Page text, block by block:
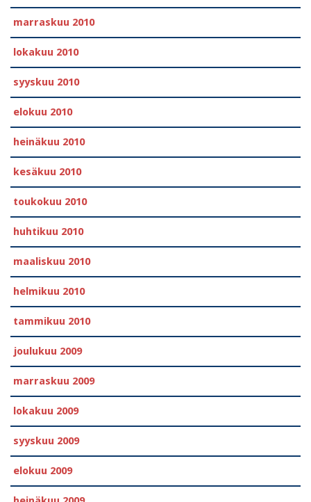
marraskuu 2010
lokakuu 2010
syyskuu 2010
elokuu 2010
heinäkuu 2010
kesäkuu 2010
toukokuu 2010
huhtikuu 2010
maaliskuu 2010
helmikuu 2010
tammikuu 2010
joulukuu 2009
marraskuu 2009
lokakuu 2009
syyskuu 2009
elokuu 2009